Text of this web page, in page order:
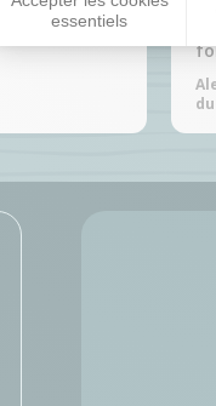
essentiels
du